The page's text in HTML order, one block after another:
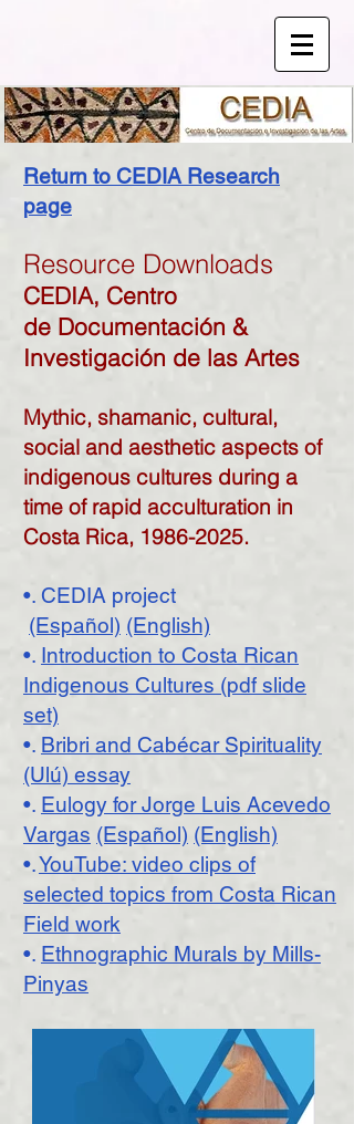
Return to CEDIA Research
page
Resource Downloads
CEDIA, Centro
de Documentación &
Investigación de las Artes
Mythic, shamanic, cultural,
social and aesthetic aspects of
indigenous cultures during a
time of rapid acculturation in
Costa Rica, 1986-2025.
•. CEDIA project
(Español) (English)
•. Introduction to Costa Rican
Indigenous Cultures (pdf slide
set)
•. Bribri and Cabécar Spirituality
(Ulú) essay
•. Eulogy for Jorge Luis Acevedo
Vargas (Español) (English)
•.YouTube: video clips of
selected topics from Costa Rican
Field work
•. Ethnographic Murals by Mills-
Pinyas